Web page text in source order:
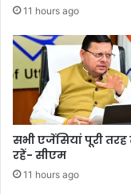
11 hours ago
सभी एजेंसियां पूरी तरह
रहें- सीएम
11 hours ago